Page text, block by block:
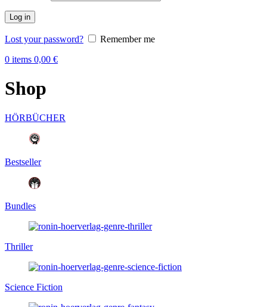
Log in
Lost your password?
Remember me
0 items 0,00 €
Shop
HÖRBÜCHER
Bestseller
Bundles
Thriller
Science Fiction